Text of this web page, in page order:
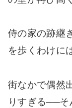
侍の家の跡継
を歩くわけに
街なかで偶然
りすぎる──そ